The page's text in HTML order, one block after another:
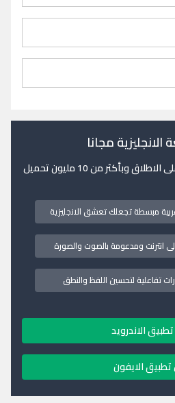
الانجليزية مجانا
وبأكثر من 10 مليون تحميل
مبسطة تجعلك تعشق الانجليزية
انترنت ومدعومة بالصوت والصورة
الاندرويد
الايفون